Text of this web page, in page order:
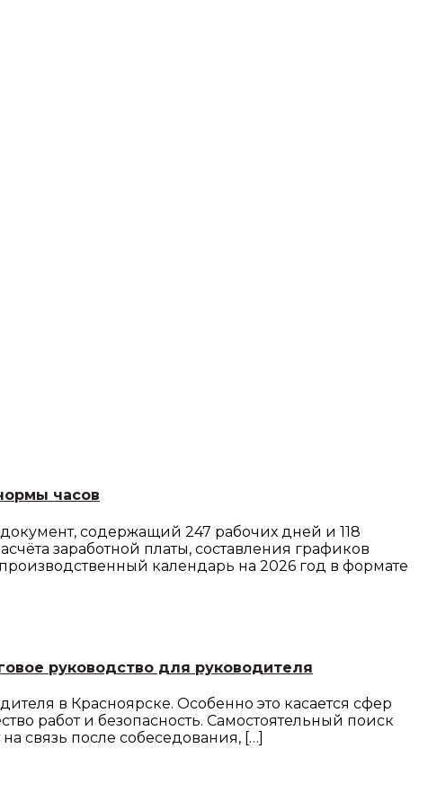
часов
содержащий 247 рабочих дней и 118
заработной платы, составления графиков
календарь на 2026 год в формате
руководство для руководителя
в Красноярске. Особенно это касается сфер
работ и безопасность. Самостоятельный поиск
связь после собеседования, […]